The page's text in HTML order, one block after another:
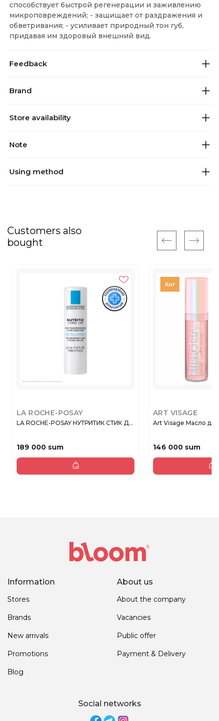
способствует быстрой регенерации и заживлению
микроповреждений; - защищает от раздражения и
обветривания; - усиливает природный тон губ,
придавая им здоровый внешний вид.
Feedback
Brand
Store availability
Note
Using method
Customers also
bought
LA ROCHE-POSAY
LA ROCHE-POSAY НУТРИТИК СТИК Д...
189 000 sum
ART VISAGE
Art Visage Масло для
146 000 sum
Information
Stores
Brands
New arrivals
Promotions
Blog
About us
About the company
Vacancies
Public offer
Payment & Delivery
Social networks